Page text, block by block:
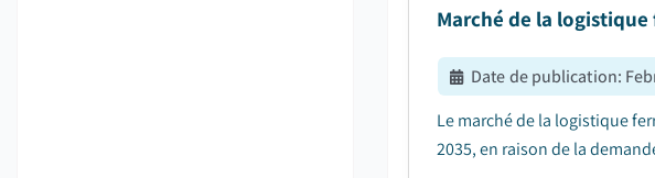
Marché de la
Date de publication:
Le marché de la logistique
2035, en raison de la